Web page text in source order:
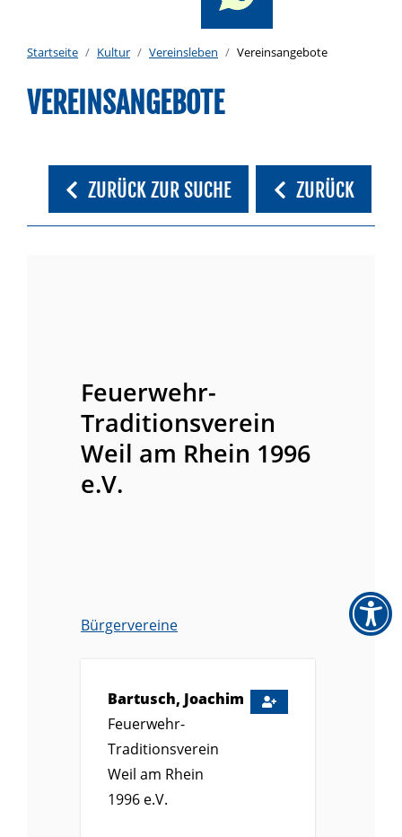
Startseite Kultur Vereinsleben Vereinsangebote
VEREINSANGEBOTE
ZURÜCK ZUR SUCHE ZURÜCK
Feuerwehr-
Traditionsverein
Weil am Rhein 1996
e.V.
Bartusch, Joachim
Feuerwehr-
Traditionsverein
Weil am Rhein
1996 e.V.
Bürgervereine